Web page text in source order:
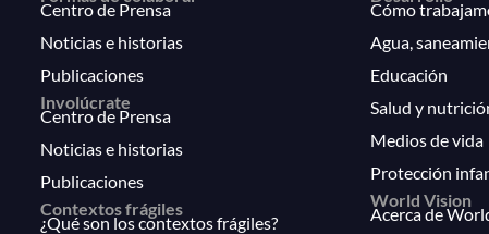
Centro de Prensa
Noticias e historias
Publicaciones
Involúcrate
Centro de Prensa
Noticias e historias
Publicaciones
Contextos frágiles
¿Qué son los contextos frágiles?
Cómo
Agua,
Educación
Salud y
Medios de vida
Protección
World Vision
Acerca de